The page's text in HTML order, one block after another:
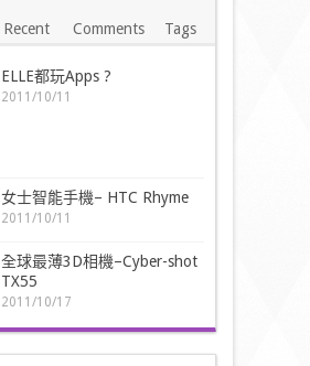
Recent Comments Tags
ELLE都玩Apps ?
2011/10/11
女士智能手機– HTC Rhyme
2011/10/11
全球最薄3D相機–Cyber-shot
TX55
2011/10/17